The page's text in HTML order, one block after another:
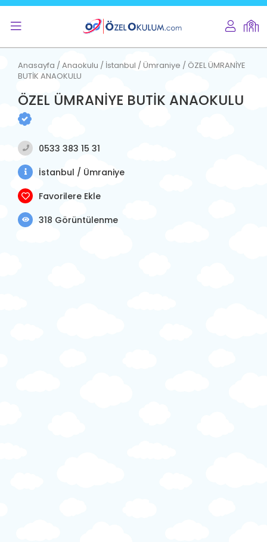
Anasayfa / Anaokulu / İstanbul / Ümraniye / ÖZEL ÜMRANİYE
BUTİK ANAOKULU
ÖZEL ÜMRANİYE BUTİK ANAOKULU
0533 383 15 31
İstanbul / Ümraniye
Favorilere Ekle
318 Görüntülenme